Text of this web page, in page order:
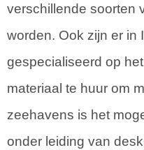
verschillende soorten
worden. Ook zijn er in
gespecialiseerd op
materiaal te huur om
zeehavens is het
onder leiding van